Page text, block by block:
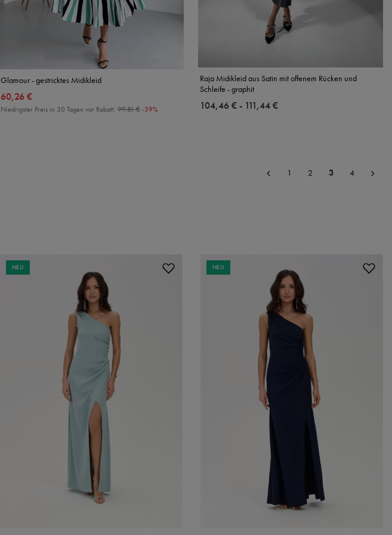
Glamour - gestricktes Midikleid
60,26 €
Niedrigster Preis in 30 Tagen vor Rabatt: 99,81 € -39%
Raja Midikleid aus Satin mit offenem Rücken und
Schleife - graphit
ab
104,46 € - bis
111,44 €
1 2 3 4
NEU NEU